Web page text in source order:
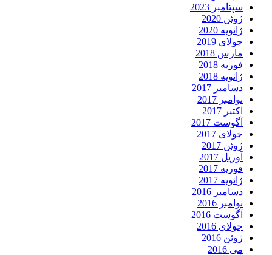
سپتامبر 2023
ژوئن 2020
ژانویه 2020
جولای 2019
مارس 2018
فوریه 2018
ژانویه 2018
دسامبر 2017
نوامبر 2017
اکتبر 2017
آگوست 2017
جولای 2017
ژوئن 2017
آوریل 2017
فوریه 2017
ژانویه 2017
دسامبر 2016
نوامبر 2016
آگوست 2016
جولای 2016
ژوئن 2016
می 2016